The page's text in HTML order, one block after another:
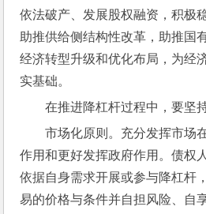
依法破产、发展股权融资，积极
助推供给侧结构性改革，助推国
经济转型升级和优化布局，为经
实基础。
在推进降杠杆过程中，要坚
市场化原则。充分发挥市场
作用和更好发挥政府作用。债权
依据自身需求开展或参与降杠杆
易的价格与条件并自担风险、自